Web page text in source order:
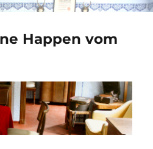
Happen vom